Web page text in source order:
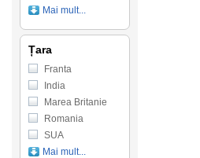
Mai mult...
Țara
Franta
India
Marea Britanie
Romania
SUA
Mai mult...